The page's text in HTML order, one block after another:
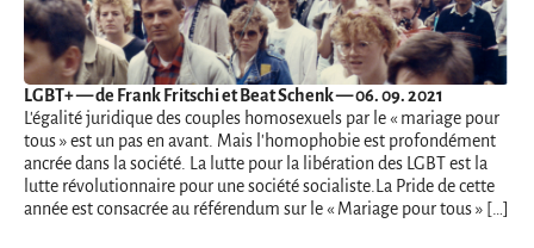
LGBT+— de Frank Fritschi et Beat Schenk — 06. 09. 2021
L'égalité juridique des couples homosexuels par le « mariage pour
tous » est un pas en avant. Mais l'homophobie est profondément
ancrée dans la société. La lutte pour la libération des LGBT est la
lutte révolutionnaire pour une société socialiste.La Pride de cette
année est consacrée au référendum sur le « Mariage pour tous » […]